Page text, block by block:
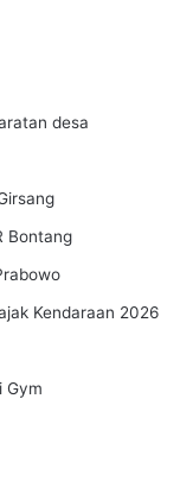
desa
Bontang
Kendaraan 2026
Gym